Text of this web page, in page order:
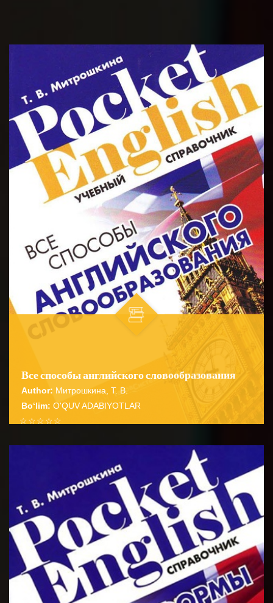
Все способы английского словообразования
Author: Митрошкина, Т. В.
Bo‘lim: O'QUV ADABIYOTLAR
☆
☆
☆
☆
☆
Справочник содержит подробные сведения о
способах словообразования английских имен
существительных прилагательных глаго...